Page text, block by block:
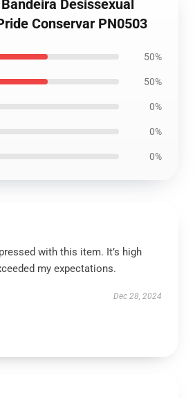
Desissexual
Conservar PN0503
50%
50%
0%
0%
0%
with this item. It’s high
my expectations.
Dec 28, 2024